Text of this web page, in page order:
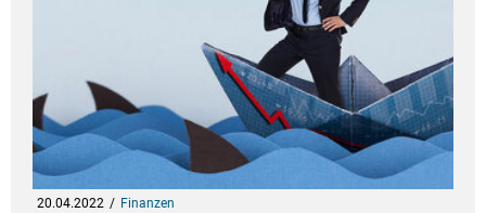
20.04.2022 Finanzen